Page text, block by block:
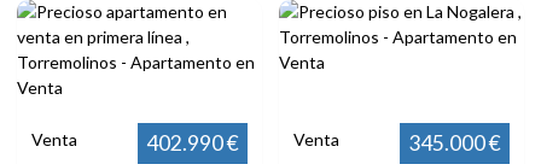
Venta 402.990 € Venta 345.000 €